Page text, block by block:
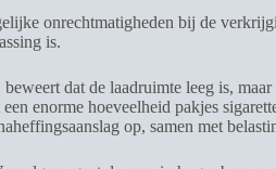
onrechtmatigheden bij de
is.
dat de laadruimte leeg is,
enorme hoeveelheid pakjes
op, samen met